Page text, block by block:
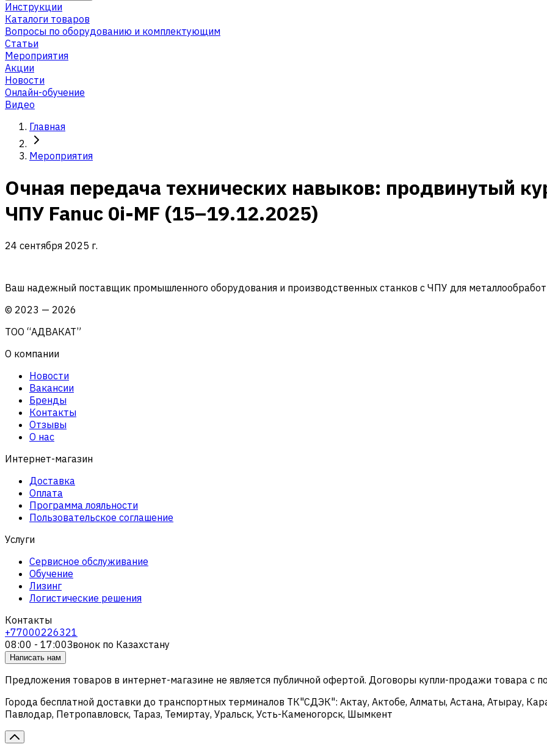
Инструкции
Каталоги товаров
Вопросы по оборудованию и комплектующим
Статьи
Мероприятия
Акции
Новости
Онлайн-обучение
Видео
Главная
Мероприятия
Очная передача технических навыков: продвинутый
ЧПУ Fanuc 0i-MF (15–19.12.2025)
24 сентября 2025 г.
Ваш надежный поставщик промышленного оборудования и производственных станков с ЧПУ для
© 2023 — 2026
ТОО “АДВАКАТ”
О компании
Новости
Вакансии
Бренды
Контакты
Отзывы
О нас
Интернет-магазин
Доставка
Оплата
Программа лояльности
Пользовательское соглашение
Услуги
Сервисное обслуживание
Обучение
Лизинг
Логистические решения
Контакты
+77000226321
08:00 - 17:00Звонок по Казахстану
Написать нам
Предложения товаров в интернет-магазине не является публичной офертой. Договоры купли-продажи товара с
Города бесплатной доставки до транспортных терминалов ТК"СДЭК": Актау, Актобе, Алматы, Астана, Атырау,
Павлодар, Петропавловск, Тараз, Темиртау, Уральск, Усть-Каменогорск, Шымкент